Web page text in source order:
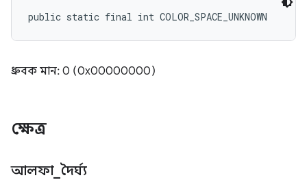
public static final int COLOR_SPACE_UNKNOWN
ধ্রুবক মান: 0 (0x00000000)
ক্ষেত্র
আলফা_ দৈর্ঘ্য